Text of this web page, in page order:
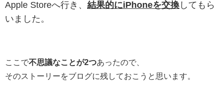
Apple Storeへ行き、 結果的にiPhoneを交換 してもら
いました。
ここで不思議なことが2つあったので、
そのストーリーをブログに残しておこうと思います。